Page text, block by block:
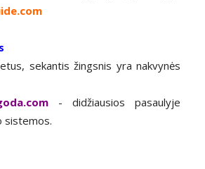
sekantis žingsnis yra nakvynės
- didžiausios pasaulyje
sistemos.